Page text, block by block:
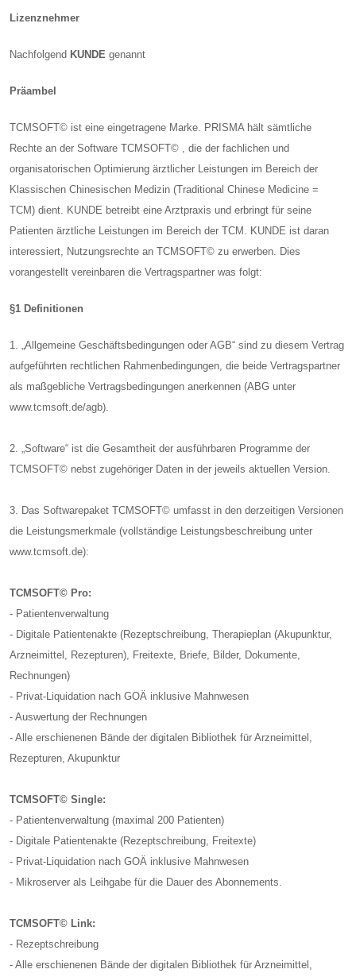
Lizenznehmer
Nachfolgend KUNDE genannt
Präambel
TCMSOFT© ist eine eingetragene Marke. PRISMA hält sämtliche
Rechte an der Software TCMSOFT© , die der fachlichen und
organisatorischen Optimierung ärztlicher Leistungen im Bereich der
Klassischen Chinesischen Medizin (Traditional Chinese Medicine =
TCM) dient. KUNDE betreibt eine Arztpraxis und erbringt für seine
Patienten ärztliche Leistungen im Bereich der TCM. KUNDE ist daran
interessiert, Nutzungsrechte an TCMSOFT© zu erwerben. Dies
vorangestellt vereinbaren die Vertragspartner was folgt:
§1 Definitionen
1. „Allgemeine Geschäftsbedingungen oder AGB“ sind zu diesem Vertrag
aufgeführten rechtlichen Rahmenbedingungen, die beide Vertragspartner
als maßgebliche Vertragsbedingungen anerkennen (ABG unter
www.tcmsoft.de/agb).
2. „Software“ ist die Gesamtheit der ausführbaren Programme der
TCMSOFT© nebst zugehöriger Daten in der jeweils aktuellen Version.
3. Das Softwarepaket TCMSOFT© umfasst in den derzeitigen Versionen
die Leistungsmerkmale (vollständige Leistungsbeschreibung unter
www.tcmsoft.de):
TCMSOFT© Pro:
- Patientenverwaltung
- Digitale Patientenakte (Rezeptschreibung, Therapieplan (Akupunktur,
Arzneimittel, Rezepturen), Freitexte, Briefe, Bilder, Dokumente,
Rechnungen)
- Privat-Liquidation nach GOÄ inklusive Mahnwesen
- Auswertung der Rechnungen
- Alle erschienenen Bände der digitalen Bibliothek für Arzneimittel,
Rezepturen, Akupunktur
TCMSOFT© Single:
- Patientenverwaltung (maximal 200 Patienten)
- Digitale Patientenakte (Rezeptschreibung, Freitexte)
- Privat-Liquidation nach GOÄ inklusive Mahnwesen
- Mikroserver als Leihgabe für die Dauer des Abonnements.
TCMSOFT© Link:
- Rezeptschreibung
- Alle erschienenen Bände der digitalen Bibliothek für Arzneimittel,